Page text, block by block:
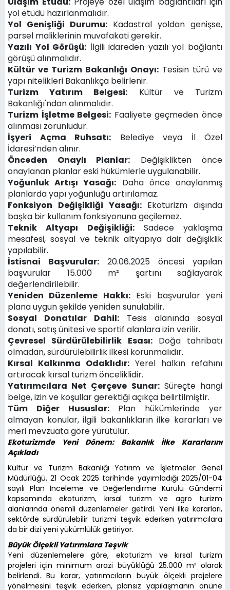
yol etüdü hazırlanmalıdır.
Yol Genişliği Durumu: Kadastral yoldan genişse,
parsel maliklerinin muvafakati gerekir.
Yazılı Yol Görüşü: İlgili idareden yazılı yol bağlantı
görüşü alınmalıdır.
Kültür ve Turizm Bakanlığı Onayı: Tesisin türü ve
yapı nitelikleri Bakanlıkça belirlenir.
Turizm Yatırım Belgesi: Kültür ve Turizm
Bakanlığı'ndan alınmalıdır.
Turizm İşletme Belgesi: Faaliyete geçmeden önce
alınması zorunludur.
İşyeri Açma Ruhsatı: Belediye veya İl Özel
İdaresi’nden alınır.
Önceden Onaylı Planlar: Değişiklikten önce
onaylanan planlar eski hükümlerle uygulanabilir.
Yoğunluk Artışı Yasağı: Daha önce onaylanmış
planlarda yapı yoğunluğu artırılamaz.
Fonksiyon Değişikliği Yasağı:Ekoturizm dışında
başka bir kullanım fonksiyonuna geçilemez.
Teknik Altyapı Değişikliği:Sadece yaklaşma
mesafesi, sosyal ve teknik altyapıya dair değişiklik
yapılabilir.
İstisnai Başvurular: 20.06.2025 öncesi yapılan
başvurular 15.000 m² şartını sağlayarak
değerlendirilebilir.
Yeniden Düzenleme Hakkı:Eski başvurular yeni
plana uygun şekilde yeniden sunulabilir.
Sosyal Donatılar Dahil: Tesis alanında sosyal
donatı, satış ünitesi ve sportif alanlara izin verilir.
Çevresel Sürdürülebilirlik Esası:Doğa tahribatı
olmadan, sürdürülebilirlik ilkesi korunmalıdır.
Kırsal Kalkınma Odaklıdır: Yerel halkın refahını
artıracak kırsal turizm önceliklidir.
Yatırımcılara Net Çerçeve Sunar:Süreçte hangi
belge, izin ve koşullar gerektiği açıkça belirtilmiştir.
Tüm Diğer Hususlar:Plan hükümlerinde yer
almayan konular, ilgili bakanlıkların ilke kararları ve
meri mevzuata göre yürütülür.
Ekoturizmde Yeni Dönem: Bakanlık İlke Kararlarını
Açıkladı
Kültür ve Turizm Bakanlığı Yatırım ve İşletmeler Genel
Müdürlüğü, 21 Ocak 2025 tarihinde yayımladığı 2025/01-04
sayılı Plan İnceleme ve Değerlendirme Kurulu Gündemi
kapsamında ekoturizm, kırsal turizm ve agro turizm
alanlarında önemli düzenlemeler getirdi. Yeni ilke kararları,
sektörde sürdürülebilir turizmi teşvik ederken yatırımcılara
da bir dizi yeni yükümlülük getiriyor.
Büyük Ölçekli Yatırımlara Teşvik
Yeni düzenlemelere göre, ekoturizm ve kırsal turizm
projeleri için minimum arazi büyüklüğü 25.000 m² olarak
belirlendi. Bu karar, yatırımcıların büyük ölçekli projelere
yönelmesini teşvik ederken, plansız yapılaşmanın önüne